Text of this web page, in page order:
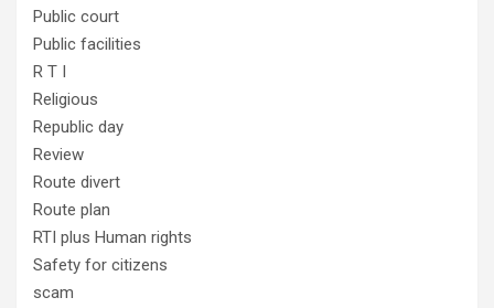
Public court
Public facilities
R T I
Religious
Republic day
Review
Route divert
Route plan
RTI plus Human rights
Safety for citizens
scam